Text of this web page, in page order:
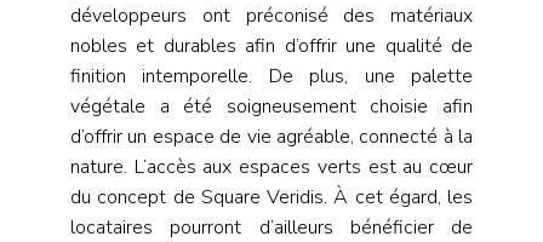
développeurs ont préconisé des matériaux
nobles et durables afin d’offrir une qualité de
finition intemporelle. De plus, une palette
végétale a été soigneusement choisie afin
d’offrir un espace de vie agréable, connecté à la
nature. L’accès aux espaces verts est au cœur
du concept de Square Veridis. À cet égard, les
locataires pourront d’ailleurs bénéficier de